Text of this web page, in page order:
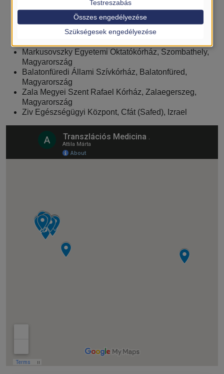
Magyar Nemzeti Bank, Budapest, Magyarország
Egyetemi Kórház, Turócszentmárton, Szlovákia
Pécsi Tudományegyetem, Pécs, Magyarország
Markusovszky Egyetemi Oktatókórház, Szombathely,
Magyarország
Balatonfüredi Állami Szívkórház, Balatonfüred,
Magyarország
Zala Megyei Szent Rafael Kórház, Zalaegerszeg,
Magyarország
Ziv Egészségügyi Központ, Cfát (Safed), Izrael
Testreszabás
Szükségesek engedélyezése
Összes engedélyezése